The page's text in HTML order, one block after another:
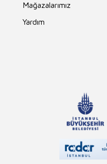
Mağazalarımız
Yardım